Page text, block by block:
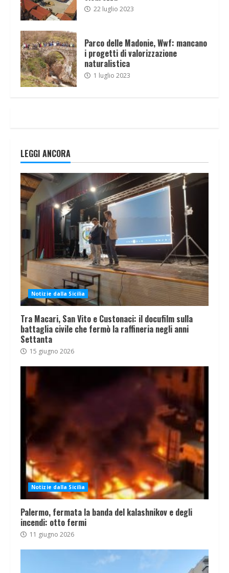
22 luglio 2023
Parco delle Madonie, Wwf: mancano
i progetti di valorizzazione
naturalistica
1 luglio 2023
LEGGI ANCORA
Notizie dalla Sicilia
Tra Macari, San Vito e Custonaci: il docufilm sulla
battaglia civile che fermò la raffineria negli anni
Settanta
15 giugno 2026
Notizie dalla Sicilia
Palermo, fermata la banda del kalashnikov e degli
incendi: otto fermi
11 giugno 2026